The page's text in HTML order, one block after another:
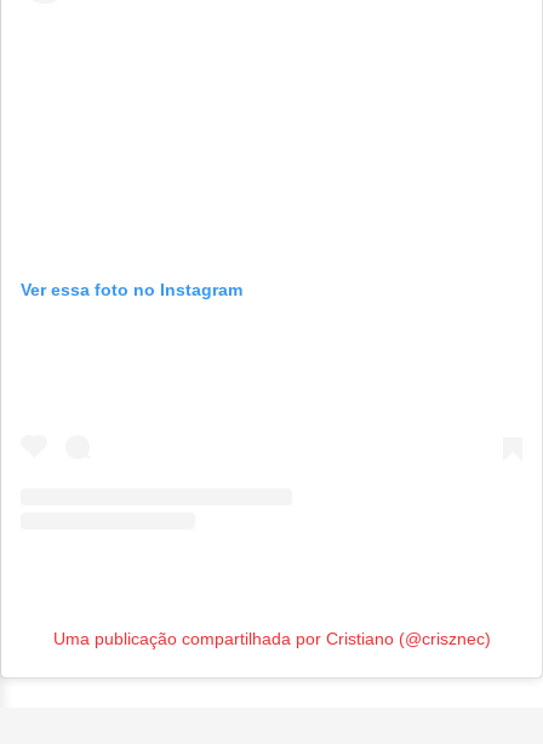
Ver essa foto no Instagram
Uma publicação compartilhada por Cristiano (@crisznec)